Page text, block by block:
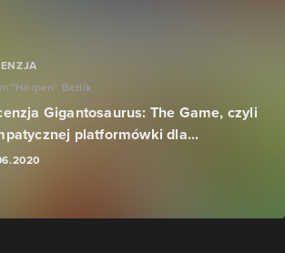
"Harpen" Berlik
Gigantosaurus: The Game, czyli
platformówki dla...